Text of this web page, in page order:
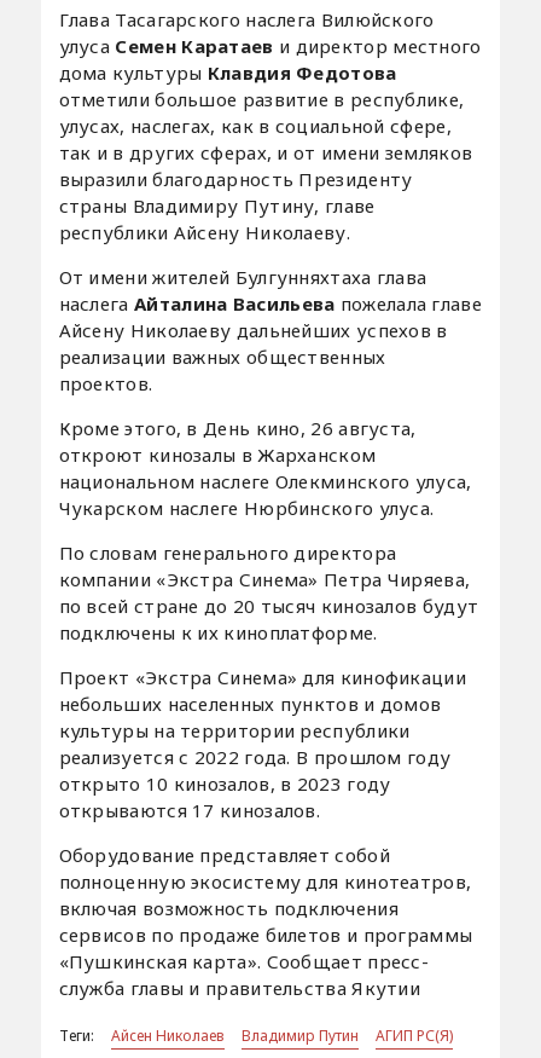
Глава Тасагарского наслега Вилюйского
улуса Семен Каратаев и директор местного
дома культуры Клавдия Федотова
отметили большое развитие в республике,
улусах, наслегах, как в социальной сфере,
так и в других сферах, и от имени земляков
выразили благодарность Президенту
страны Владимиру Путину, главе
республики Айсену Николаеву.
От имени жителей Булгунняхтаха глава
наслега Айталина Васильева пожелала главе
Айсену Николаеву дальнейших успехов в
реализации важных общественных
проектов.
Кроме этого, в День кино, 26 августа,
откроют кинозалы в Жарханском
национальном наслеге Олекминского улуса,
Чукарском наслеге Нюрбинского улуса.
По словам генерального директора
компании «Экстра Синема» Петра Чиряева,
по всей стране до 20 тысяч кинозалов будут
подключены к их киноплатформе.
Проект «Экстра Синема» для кинофикации
небольших населенных пунктов и домов
культуры на территории республики
реализуется с 2022 года. В прошлом году
открыто 10 кинозалов, в 2023 году
открываются 17 кинозалов.
Оборудование представляет собой
полноценную экосистему для кинотеатров,
включая возможность подключения
сервисов по продаже билетов и программы
«Пушкинская карта». Сообщает пресс-
служба главы и правительства Якутии
Теги: Айсен Николаев Владимир Путин
АГИП РС(Я)